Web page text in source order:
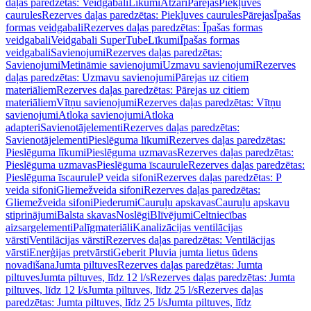
daļas paredzētas: Veidgabali LīkumiAtzari PārejasPiekļuves
caurulesRezerves daļas paredzētas: Piekļuves caurulesPārejasĪpašas
formas veidgabaliRezerves daļas paredzētas: Īpašas formas
veidgabaliVeidgabali SuperTubeLīkumiĪpašas formas
veidgabaliSavienojumiRezerves daļas paredzētas:
SavienojumiMetināmie savienojumiUzmavu savienojumiRezerves
daļas paredzētas: Uzmavu savienojumiPārejas uz citiem
materiāliemRezerves daļas paredzētas: Pārejas uz citiem
materiāliemVītņu savienojumiRezerves daļas paredzētas: Vītņu
savienojumiAtloka savienojumiAtloka
adapteriSavienotājelementiRezerves daļas paredzētas:
SavienotājelementiPieslēguma līkumiRezerves daļas paredzētas:
Pieslēguma līkumiPieslēguma uzmavasRezerves daļas paredzētas:
Pieslēguma uzmavasPieslēguma īscauruleRezerves daļas paredzētas:
Pieslēguma īscauruleP veida sifoniRezerves daļas paredzētas: P
veida sifoniGliemežveida sifoniRezerves daļas paredzētas:
Gliemežveida sifoniPiederumiCauruļu apskavasCauruļu apskavu
stiprinājumiBalsta skavasNoslēgiBlīvējumiCeltniecības
aizsargelementiPalīgmateriāliKanalizācijas ventilācijas
vārstiVentilācijas vārstiRezerves daļas paredzētas: Ventilācijas
vārstiEnerģijas pretvārstiGeberit Pluvia jumta lietus ūdens
novadīšanaJumta piltuvesRezerves daļas paredzētas: Jumta
piltuvesJumta piltuves, līdz 12 l/sRezerves daļas paredzētas: Jumta
piltuves, līdz 12 l/sJumta piltuves, līdz 25 l/sRezerves daļas
paredzētas: Jumta piltuves, līdz 25 l/sJumta piltuves, līdz